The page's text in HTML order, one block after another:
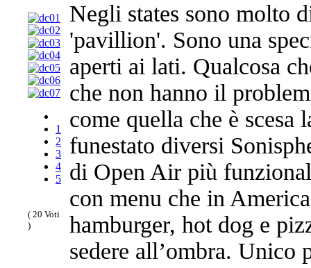
1
2
3
4
5
( 20 Voti
)
Negli states sono molto
'pavillion'. Sono una
aperti ai lati. Qualcosa
che non hanno il
come quella che è scesa
funestato diversi
di Open Air più
con menu che in
hamburger, hot dog e
sedere all’ombra.